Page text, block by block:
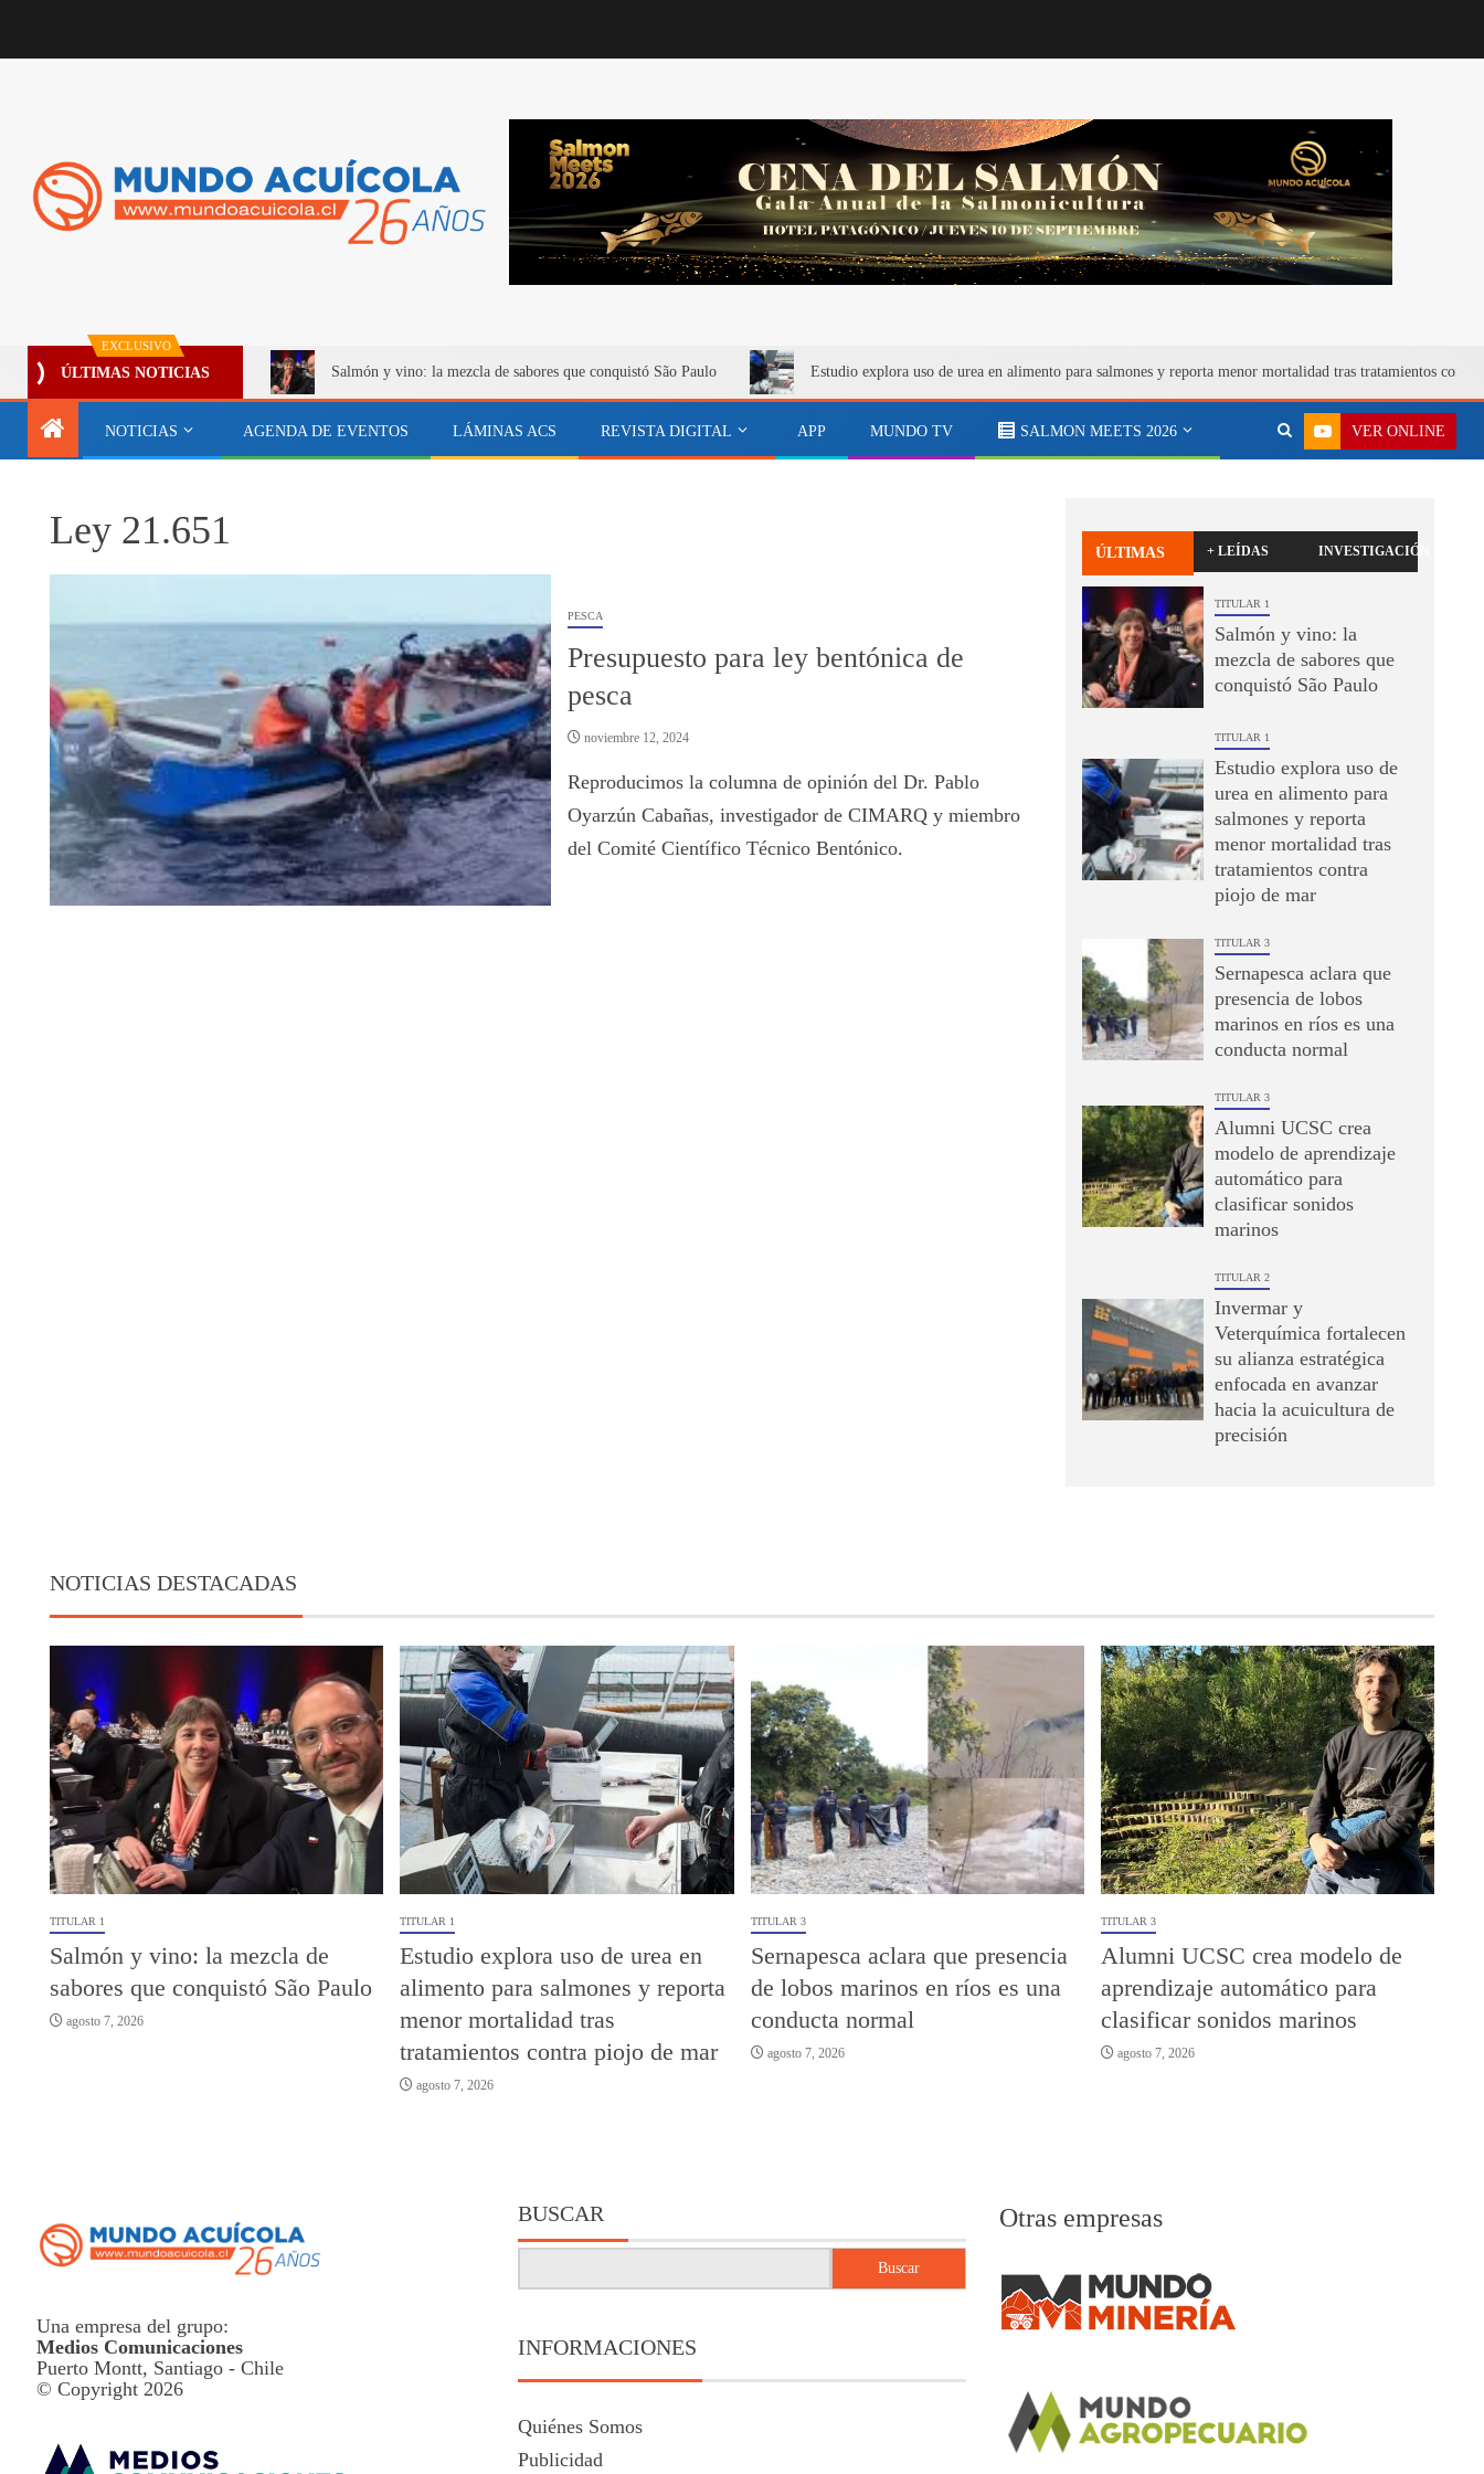
EXCLUSIVO
ÚLTIMAS NOTICIAS Salmón y vino: la mezcla de sabores que conquistó São Paulo Estudio explora uso de urea en alimento para salmones y reporta menor mortalidad tras tratamientos
NOTICIAS AGENDA DE EVENTOS LÁMINAS ACS REVISTA DIGITAL APP MUNDO TV SALMON MEETS 2026 VER ONLINE
Ley 21.651
PESCA
Presupuesto para ley bentónica de
pesca
noviembre 12, 2024
Reproducimos la columna de opinión del Dr. Pablo
Oyarzún Cabañas, investigador de CIMARQ y miembro
del Comité Científico Técnico Bentónico.
ÚLTIMAS + LEÍDAS INVESTIGACIÓN
TITULAR 1
Salmón y vino: la
mezcla de sabores que
conquistó São Paulo
TITULAR 1
Estudio explora uso de
urea en alimento para
salmones y reporta
menor mortalidad tras
tratamientos contra
piojo de mar
TITULAR 3
Sernapesca aclara que
presencia de lobos
marinos en ríos es una
conducta normal
TITULAR 3
Alumni UCSC crea
modelo de aprendizaje
automático para
clasificar sonidos
marinos
TITULAR 2
Invermar y
Veterquímica fortalecen
su alianza estratégica
enfocada en avanzar
hacia la acuicultura de
precisión
NOTICIAS DESTACADAS
TITULAR 1
Salmón y vino: la mezcla de
sabores que conquistó São Paulo
agosto 7, 2026
TITULAR 1
Estudio explora uso de urea en
alimento para salmones y reporta
menor mortalidad tras
tratamientos contra piojo de mar
agosto 7, 2026
TITULAR 3
Sernapesca aclara que presencia
de lobos marinos en ríos es una
conducta normal
agosto 7, 2026
TITULAR 3
Alumni UCSC crea modelo de
aprendizaje automático para
clasificar sonidos marinos
agosto 7, 2026
Una empresa del grupo:
Medios Comunicaciones
Puerto Montt, Santiago - Chile
© Copyright 2026
BUSCAR
Buscar
INFORMACIONES
Quiénes Somos
Publicidad
Otras empresas